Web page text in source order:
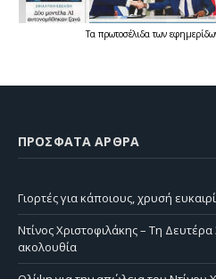
Τα πρωτοσέλιδατων
ΠΡΌΣΦΑΤΑ ΆΡΘΡΑ
Γιορτές για κάποιους, χρυσή
Ντίνος Χριστοφιλάκης – Τη
ακολουθία